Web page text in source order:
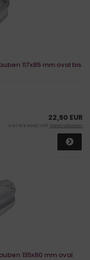
117x85 mm oval bis
22,90 EUR
inkl. 19 % MwSt. inkl.Versandkosten
135x80 mm oval